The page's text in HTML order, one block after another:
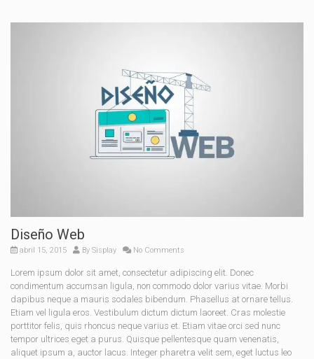
Diseño Web
abril 15, 2015 By Sisplay No Comments
Lorem ipsum dolor sit amet, consectetur adipiscing elit. Donec
condimentum accumsan ligula, non commodo dolor varius vitae. Morbi
dapibus neque a mauris sodales bibendum. Phasellus at ornare tellus.
Etiam vel ligula eros. Vestibulum dictum dictum laoreet. Cras molestie
porttitor felis, quis rhoncus neque varius et. Etiam vitae orci sed nunc
tempor ultrices eget a purus. Quisque pellentesque quam venenatis,
aliquet ipsum a, auctor lacus. Integer pharetra velit sem, eget luctus leo